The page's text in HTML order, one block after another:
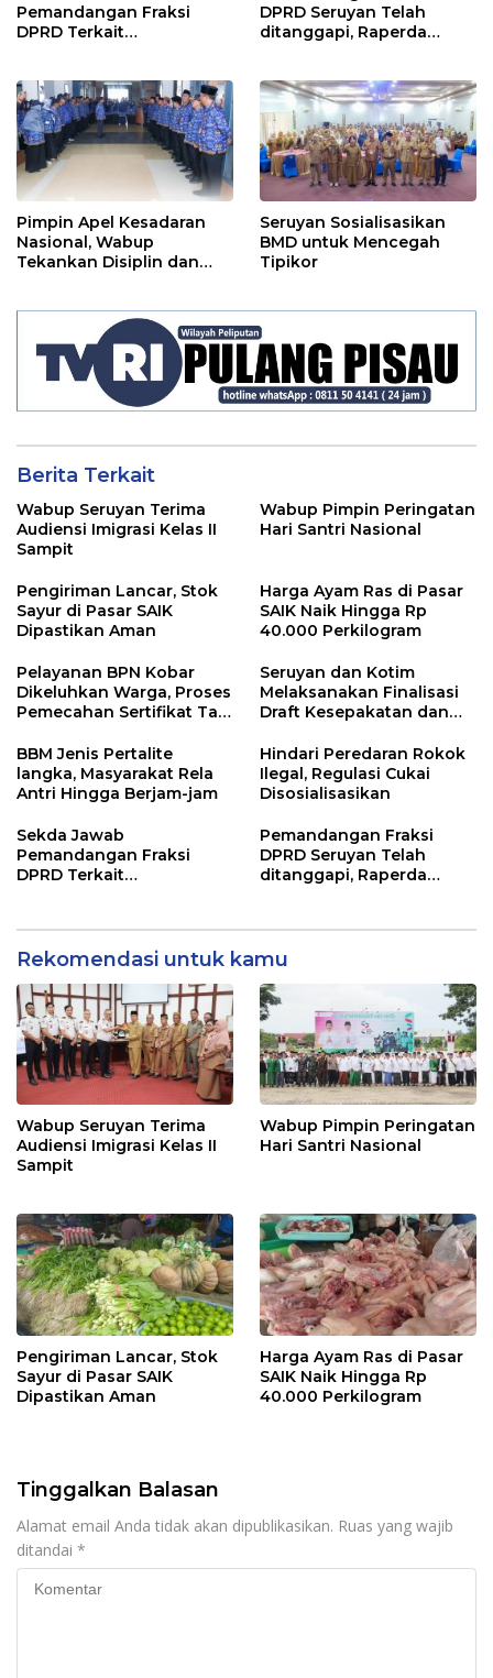
Pemandangan Fraksi
DPRD Terkait
2024
DPRD Seruyan Telah
ditanggapi, Raperda
Pimpin Apel Kesadaran
Nasional, Wabup
Tekankan Disiplin dan
Seruyan Sosialisasikan
BMD untuk Mencegah
Tipikor
Berita Terkait
Wabup Seruyan Terima
Audiensi Imigrasi Kelas II
Sampit
Wabup Pimpin Peringatan
Hari Santri Nasional
Pengiriman Lancar, Stok
Sayur di Pasar SAIK
Dipastikan Aman
Harga Ayam Ras di Pasar
SAIK Naik Hingga Rp
40.000 Perkilogram
Pelayanan BPN Kobar
Dikeluhkan Warga, Proses
Pemecahan Sertifikat Tak
Seruyan dan Kotim
Melaksanakan Finalisasi
Draft Kesepakatan dan
BBM Jenis Pertalite
langka, Masyarakat Rela
Antri Hingga Berjam-jam
Hindari Peredaran Rokok
Ilegal, Regulasi Cukai
Disosialisasikan
Sekda Jawab
Pemandangan Fraksi
DPRD Terkait
2024
Pemandangan Fraksi
DPRD Seruyan Telah
ditanggapi, Raperda
Rekomendasi untuk kamu
Wabup Seruyan Terima
Audiensi Imigrasi Kelas II
Sampit
Wabup Pimpin Peringatan
Hari Santri Nasional
Pengiriman Lancar, Stok
Sayur di Pasar SAIK
Dipastikan Aman
Harga Ayam Ras di Pasar
SAIK Naik Hingga Rp
40.000 Perkilogram
Tinggalkan Balasan
Alamat email Anda tidak akan dipublikasikan. Ruas yang wajib
ditandai *